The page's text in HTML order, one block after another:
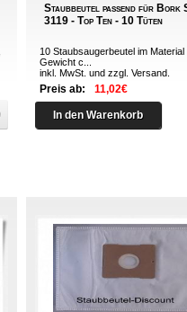
Staubbeutel passend für Bork
3119 - Top Ten - 10 Tüten
10 Staubsaugerbeutel im Material
Gewicht c...
inkl. MwSt. und zzgl.Versand
Preis ab: 11,02€
In den Warenkorb